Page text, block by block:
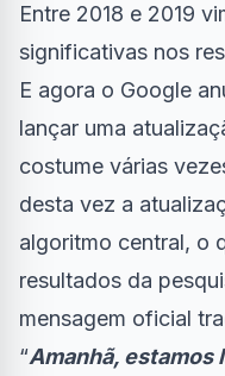
Entre 2018 e 2019
significativas nos
E agora o Google
lançar uma
costume várias
desta vez a
algoritmo central, o
resultados da
mensagem oficial
“Amanhã, estamos